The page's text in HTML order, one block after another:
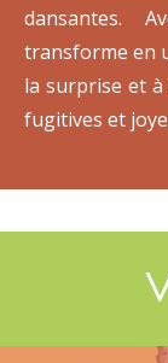
dansantes.
transforme en
la surprise et à
fugitives et